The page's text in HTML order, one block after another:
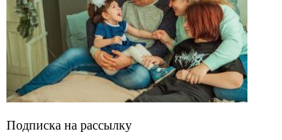
Подписка на рассылку